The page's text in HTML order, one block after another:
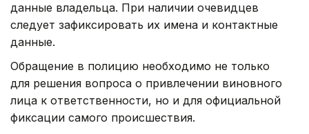
данные владельца. При наличии очевидцев
следует зафиксировать их имена и контактные
данные.
Обращение в полицию необходимо не только
для решения вопроса о привлечении виновного
лица к ответственности, но и для официальной
фиксации самого происшествия.